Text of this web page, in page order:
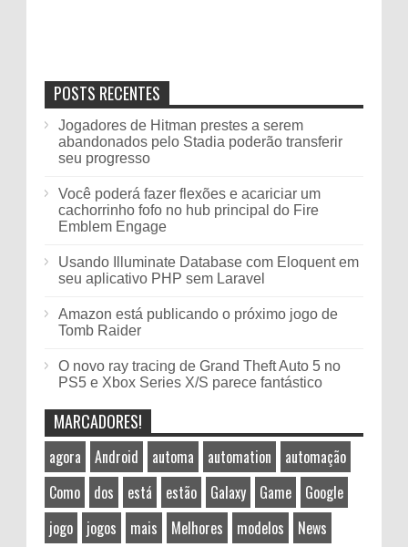
POSTS RECENTES
Jogadores de Hitman prestes a serem
abandonados pelo Stadia poderão transferir
seu progresso
Você poderá fazer flexões e acariciar um
cachorrinho fofo no hub principal do Fire
Emblem Engage
Usando Illuminate Database com Eloquent em
seu aplicativo PHP sem Laravel
Amazon está publicando o próximo jogo de
Tomb Raider
O novo ray tracing de Grand Theft Auto 5 no
PS5 e Xbox Series X/S parece fantástico
MARCADORES!
agora Android automa automation
automação
Como
dos está estão Galaxy Game
Google
jogo
jogos mais Melhores modelos
News